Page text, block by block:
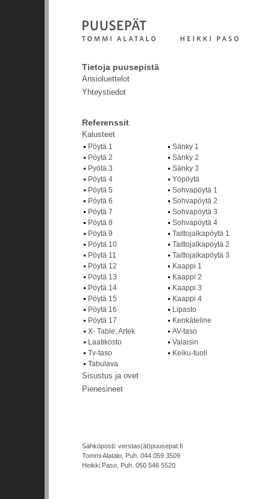
Tietoja puusepistä
Ansioluettelot
Yhteystiedot
Referenssit
Kalusteet
Pöytä 1
Sänky 1
Pöytä 2
Sänky 2
Pyötä 3
Sänky 3
Pöytä 4
Yöpöytä
Pöytä 5
Sohvapöytä 1
Pöytä 6
Sohvapöytä 2
Pöytä 7
Sohvapöytä 3
Pöytä 8
Sohvapöytä 4
Pöytä 9
Taittojalkapöytä 1
Pöytä 10
Taittojalkapöytä 2
Pöytä 11
Taittojalkapöytä 3
Pöytä 12
Kaappi 1
Pöytä 13
Kaappi 2
Pöytä 14
Kaappi 3
Pöytä 15
Kaappi 4
Pöytä 16
Lipasto
Pöytä 17
Kenkäteline
X- Table, Artek
AV-taso
Laatikosto
Valaisin
Tv-taso
Keiku-tuoli
Tabulava
Sisustus ja ovet
Pienesineet
Sähköposti: verstas(ät)puusepat.fi
Tommi Alatalo, Puh. 044 059 3509
Heikki Paso, Puh. 050 546 5520